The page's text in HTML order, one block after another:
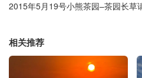
2015年5月19号小熊茶园–茶园长草
相关推荐